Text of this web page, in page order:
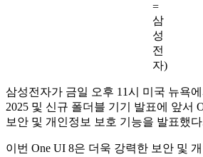
=
삼
성
전
자)
삼성전자가 금일 오후 11시 미국 뉴욕
2025 및 신규 폴더블 기기 발표에 앞서
보안 및 개인정보 보호 기능을 발표했
이번 One UI 8은 더욱 강력한 보안 및